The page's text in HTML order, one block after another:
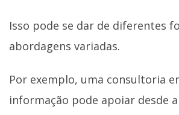
Isso pode se dar de diferentes
abordagens variadas.
Por exemplo, uma consultoria
informação pode apoiar desde